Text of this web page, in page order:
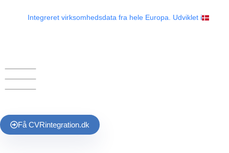
Integreret virksomhedsdata fra hele Europa. Udviklet i
Få CVRintegration.dk